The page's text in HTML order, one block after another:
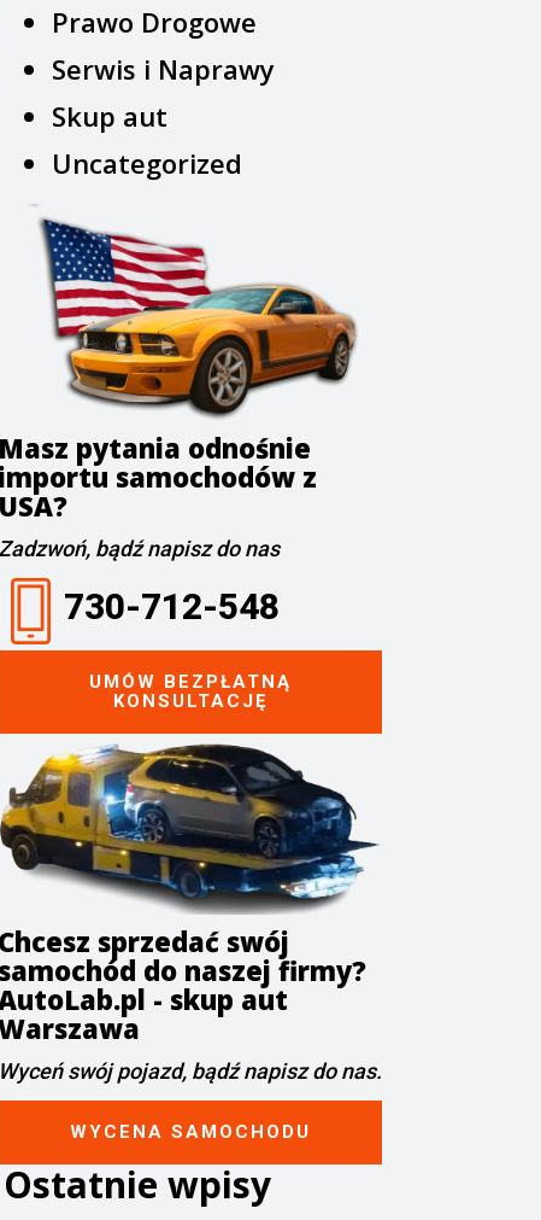
Prawo Drogowe
Serwis i Naprawy
Skup aut
Uncategorized
Masz pytania odnośnie
importu samochodów z
USA?
Zadzwoń, bądź napisz do nas
730-712-548
UMÓW BEZPŁATNĄ
KONSULTACJĘ
Chcesz sprzedać swój
samochód do naszej firmy?
- skup aut
Wyceń swój pojazd, bądź napisz do nas.
WYCENA SAMOCHODU
Ostatnie wpisy